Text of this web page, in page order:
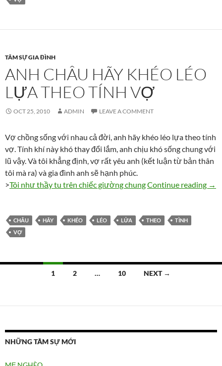
TÂM SỰ GIA ĐÌNH
ANH CHÂU HÃY KHÉO LÉO
LỰA THEO TÍNH VỢ
OCT 25, 2010 ADMIN LEAVE A COMMENT
Vợ chồng sống với nhau cả đời, anh hãy khéo léo lựa theo tính
vợ. Tính khí này khó thay đổi lắm, anh chịu khó sống chung với
lũ vậy. Và tôi khẳng định, vợ rất yêu anh (kết luận từ bản thân
tôi mà ra) và gia đình anh sẽ hạnh phúc.
>Tôi như thầy tu trên chiếc giường chungContinue reading →
CHÂU HÃY KHÉO LÉO LỬA THEO
TÌNH
VỢ
1 2 … 10 NEXT →
NHỮNG TÂM SỰ MỚI